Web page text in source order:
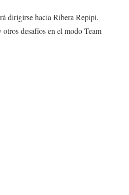
dirigirse hacia Ribera Repipi.
desafíos en el modo Team